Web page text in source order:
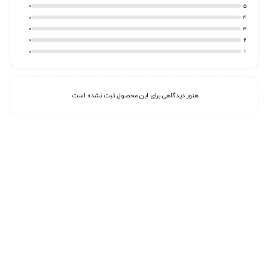
5
0
4
0
3
0
2
0
1
0
هنوز دیدگاهی برای این محصول ثبت نشده است.